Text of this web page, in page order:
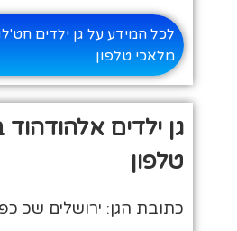
לכל המידע על גן ילדים
מלאכי טלפון
גן ילדים אלהודהוד
טלפון
כתובת הגן: ירושלים שכ